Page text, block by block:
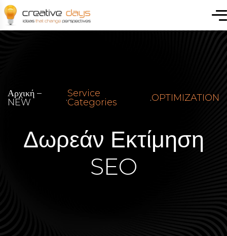
Αρχική –
NEW
.Service
Categories
.OPTIMIZATION
Δωρεάν Εκτίμηση
SEO